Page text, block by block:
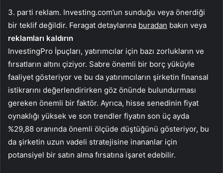
3. parti reklam. Investing.com’un sunduğu veya önerdiği
bir teklif değildir. Feragat detaylarına buradan bakın veya
reklamları kaldırın
InvestingPro İpuçları, yatırımcılar için bazı zorlukların ve
fırsatların altını çiziyor. Sabre önemli bir borç yüküyle
faaliyet gösteriyor ve bu da yatırımcıların şirketin finansal
istikrarını değerlendirirken göz önünde bulundurması
gereken önemli bir faktör. Ayrıca, hisse senedinin fiyat
oynaklığı yüksek ve son trendler fiyatın son üç ayda
%29,88 oranında önemli ölçüde düştüğünü gösteriyor, bu
da şirketin uzun vadeli stratejisine inananlar için
potansiyel bir satın alma fırsatına işaret edebilir.